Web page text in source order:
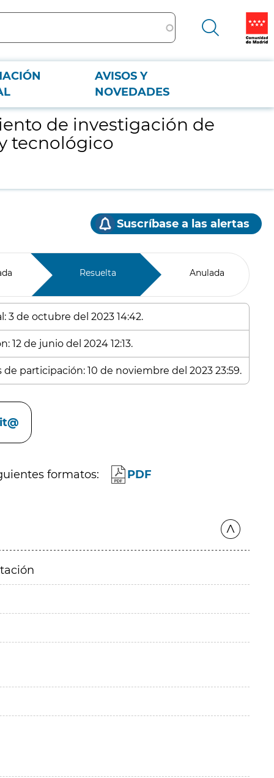
AVISOS Y
NOVEDADES
tecnológico TECNOGETAFE. TGF_2023_EN_02.
de investigación de
tecnológico
Suscríbase a las alertas
Resuelta Anulada
3 de octubre del 2023 14:42.
12 de junio del 2024 12:13.
participación: 10 de noviembre del 2023 23:59.
formatos: PDF